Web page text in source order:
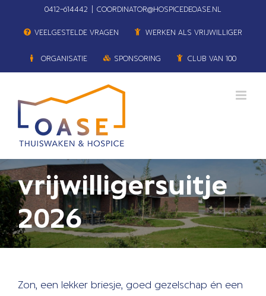
0412–614442 COORDINATOR@HOSPICEDEOASE.NL
VEELGESTELDE VRAGEN WERKEN ALS VRIJWILLIGER
ORGANISATIE SPONSORING CLUB VAN 100
vrijwilligersuitje
2026
Zon, een lekker briesje, goed gezelschap én een